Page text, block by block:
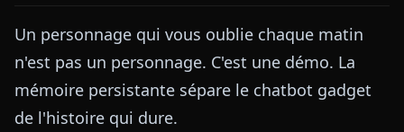
Un personnage qui vous oublie chaque matin
n'est pas un personnage. C'est une démo. La
mémoire persistante sépare le chatbot gadget
de l'histoire qui dure.